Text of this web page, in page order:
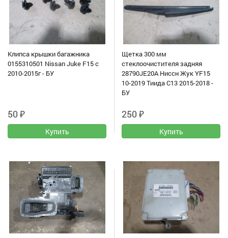
Клипса крышки багажника
0155310501 Nissan Juke F15 с
2010-2015г - БУ
50₽
Щетка 300 мм
стеклоочистителя задняя
28790JE20A Ниссн Жук YF15
10-2019 Тиида C13 2015-2018 -
БУ
250₽